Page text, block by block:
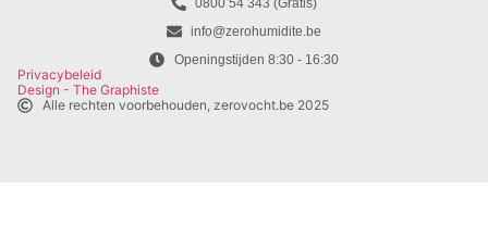
info@zerohumidite.be
Openingstijden 8:30 - 16:30
Privacybeleid
Design - The Graphiste
Alle rechten voorbehouden, zerovocht.be 2025